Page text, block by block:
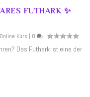
FUTHARK ✨
Online Kurs | 0 |
Das Futhark ist eine der